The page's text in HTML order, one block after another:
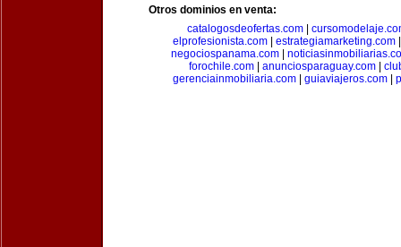
Otros dominios en venta:
catalogosdeofertas.com|
elprofesionista.com
estrategiamarketing.com
negociospanama.com
forochile.com| anunciosparaguay.com|
gerenciainmobiliaria.com
guiaviajeros.com